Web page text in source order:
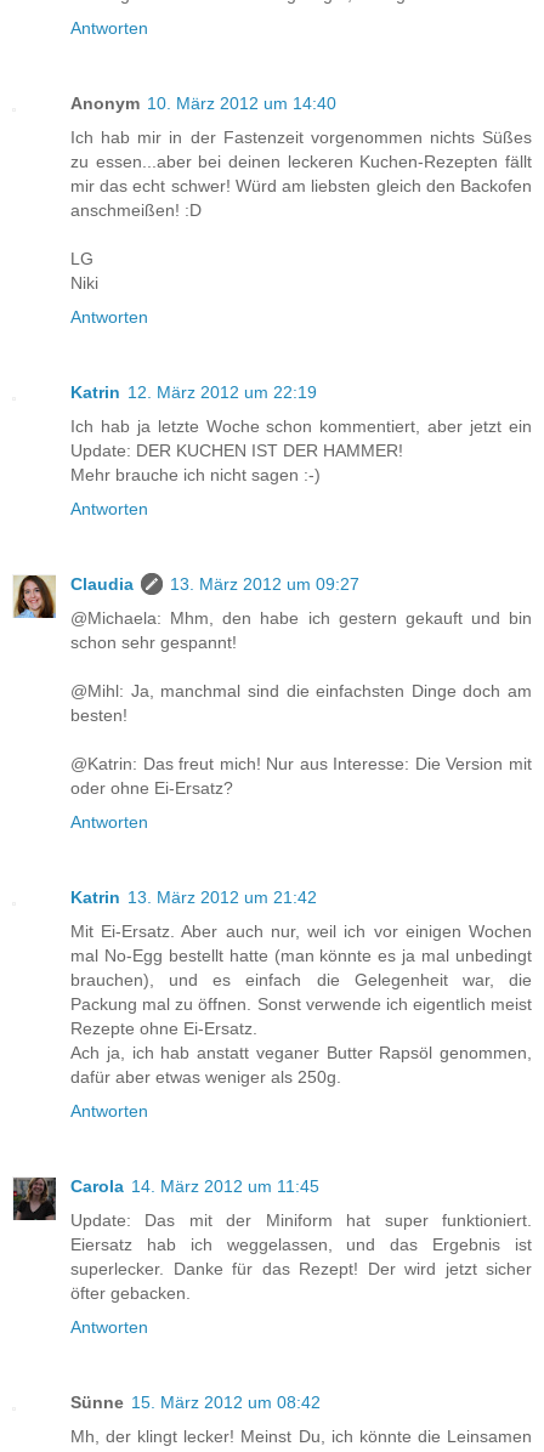
Antworten
Anonym 10. März 2012 um 14:40
Ich hab mir in der Fastenzeit vorgenommen nichts Süßes
zu essen...aber bei deinen leckeren Kuchen-Rezepten fällt
mir das echt schwer! Würd am liebsten gleich den Backofen
anschmeißen! :D
LG
Niki
Antworten
Katrin 12. März 2012 um 22:19
Ich hab ja letzte Woche schon kommentiert, aber jetzt ein
Update: DER KUCHEN IST DER HAMMER!
Mehr brauche ich nicht sagen :-)
Antworten
Claudia
13. März 2012 um 09:27
@Michaela: Mhm, den habe ich gestern gekauft und bin
schon sehr gespannt!
@Mihl: Ja, manchmal sind die einfachsten Dinge doch am
besten!
@Katrin: Das freut mich! Nur aus Interesse: Die Version mit
oder ohne Ei-Ersatz?
Antworten
Katrin 13. März 2012 um 21:42
Mit Ei-Ersatz. Aber auch nur, weil ich vor einigen Wochen
mal No-Egg bestellt hatte (man könnte es ja mal unbedingt
brauchen), und es einfach die Gelegenheit war, die
Packung mal zu öffnen. Sonst verwende ich eigentlich meist
Rezepte ohne Ei-Ersatz.
Ach ja, ich hab anstatt veganer Butter Rapsöl genommen,
dafür aber etwas weniger als 250g.
Antworten
Carola 14. März 2012 um 11:45
Update: Das mit der Miniform hat super funktioniert.
Eiersatz hab ich weggelassen, und das Ergebnis ist
superlecker. Danke für das Rezept! Der wird jetzt sicher
öfter gebacken.
Antworten
Sünne 15. März 2012 um 08:42
Mh, der klingt lecker! Meinst Du, ich könnte die Leinsamen